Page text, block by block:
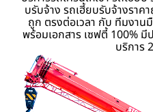
บรับจ้าง รถเฮี้ยบรับจ้างราค
ถูก ตรงต่อเวลา กับ ทีมงาน
พร้อมเอกสาร เซฟตี้ 100% มี
บริการ